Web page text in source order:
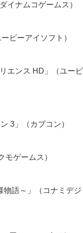
イナムコゲームス）
ビーアイソフト）
エンス HD」（ユービ
3」（カプコン）
モゲームス）
物語～」（コナミデジ